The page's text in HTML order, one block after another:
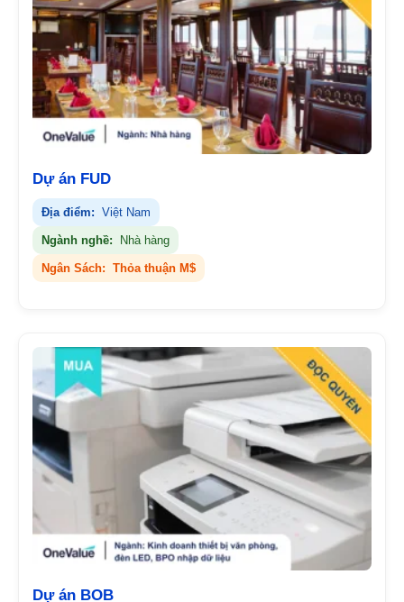
Dự án FUD
Địa điểm: Việt Nam
Ngành nghề: Nhà hàng
Ngân Sách: Thỏa thuận M$
Dự án BOB